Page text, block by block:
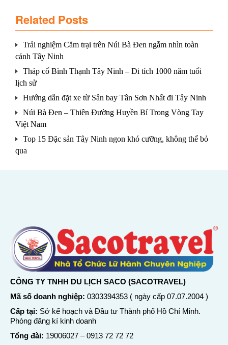
Related Posts
Trải nghiệm Cắm trại trên Núi Bà Đen ngắm nhìn toàn
cảnh Tây Ninh
Tháp cổ Bình Thạnh Tây Ninh – Di tích 1000 năm tuổi
lịch sử
Hướng dẫn đặt xe từ Sân bay Tân Sơn Nhất đi Tây Ninh
Núi Bà Đen – Thiên Đường Huyền Bí Trong Vòng Tay
Việt Nam
Top 15 Đặc sản Tây Ninh ngon khó cưỡng, không thể bỏ
qua
CÔNG TY TNHH DU LỊCH SACO (SACOTRAVEL)
Mã số doanh nghiệp: 0303394353 ( ngày cấp 07.07.2004 )
Cấp tại: Sở kế hoạch và Đầu tư Thành phố Hồ Chí Minh.
Phòng đăng kí kinh doanh
Tổng đài: 19006027 –0913 72 72 72